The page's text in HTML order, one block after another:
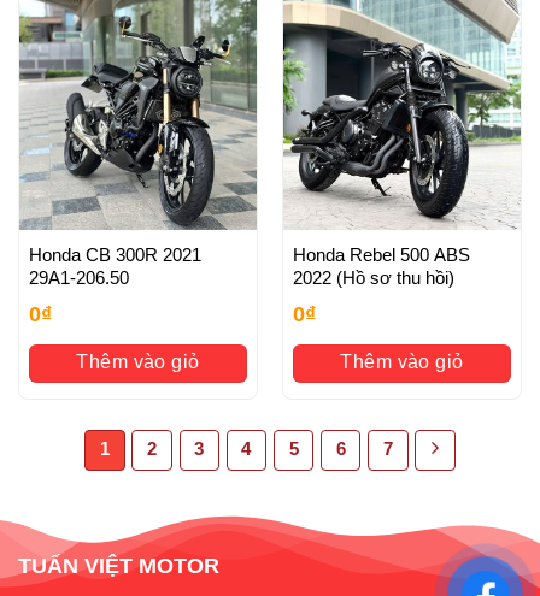
Honda CB 300R 2021
29A1-206.50
0₫
Thêm vào giỏ
Honda Rebel 500 ABS
2022 (Hồ sơ thu hồi)
0₫
Thêm vào giỏ
1 2 3 4 5 6 7
TUẤN VIỆT MOTOR